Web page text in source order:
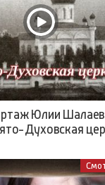
Юлии
Духовская